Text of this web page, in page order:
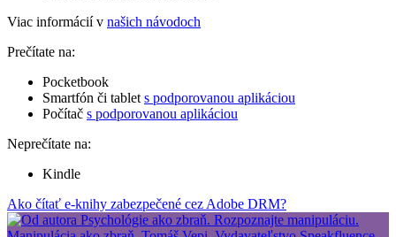
Viac informácií v našich návodoch
Prečítate na:
Pocketbook
Smartfón či tablet s podporovanou aplikáciou
Počítač s podporovanou aplikáciou
Neprečítate na:
Kindle
Ako čítať e-knihy zabezpečené cez Adobe DRM?